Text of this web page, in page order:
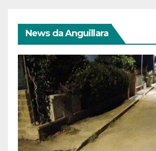
News da Anguillara